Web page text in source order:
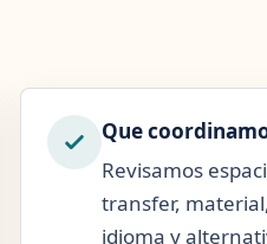
Que
Revisamos
transfer,
idioma y